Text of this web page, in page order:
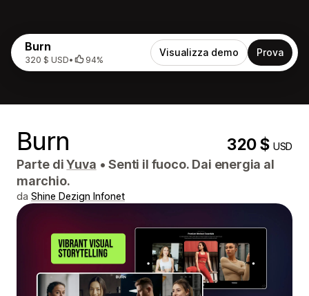
Burn
320 $ USD• 94%
Visualizza demo Prova
Burn 320 $USD
Parte diYuva • Senti il ​​fuoco. Dai energia al
marchio.
da Shine Dezign Infonet